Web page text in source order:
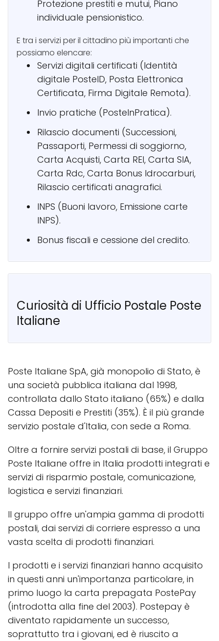
Protezione prestiti e mutui, Piano
individuale pensionistico.
E tra i servizi per il cittadino più importanti che
possiamo elencare:
Servizi digitali certificati (Identità
digitale PosteID, Posta Elettronica
Certificata, Firma Digitale Remota).
Invio pratiche (PosteInPratica).
Rilascio documenti (Successioni,
Passaporti, Permessi di soggiorno,
Carta Acquisti, Carta REI, Carta SIA,
Carta Rdc, Carta Bonus Idrocarburi,
Rilascio certificati anagrafici.
INPS (Buoni lavoro, Emissione carte
INPS).
Bonus fiscali e cessione del credito.
Curiosità di Ufficio Postale Poste
Italiane
Poste Italiane SpA, già monopolio di Stato, è
una società pubblica italiana dal 1998,
controllata dallo Stato italiano (65%) e dalla
Cassa Depositi e Prestiti (35%). È il più grande
servizio postale d'Italia, con sede a Roma.
Oltre a fornire servizi postali di base, il Gruppo
Poste Italiane offre in Italia prodotti integrati e
servizi di risparmio postale, comunicazione,
logistica e servizi finanziari.
Il gruppo offre un'ampia gamma di prodotti
postali, dai servizi di corriere espresso a una
vasta scelta di prodotti finanziari.
I prodotti e i servizi finanziari hanno acquisito
in questi anni un'importanza particolare, in
primo luogo la carta prepagata PostePay
(introdotta alla fine del 2003). Postepay è
diventato rapidamente un successo,
soprattutto tra i giovani, ed è riuscito a